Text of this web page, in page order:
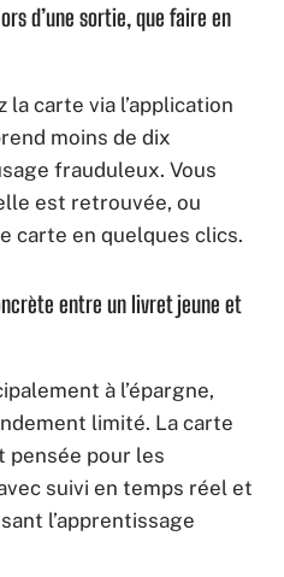
d’une sortie, que faire en
carte via l’application
moins de dix
frauduleux. Vous
est retrouvée, ou
carte en quelques clics.
entre un livret jeune et
à l’épargne,
limité. La carte
pensée pour les
suivi en temps réel et
l’apprentissage